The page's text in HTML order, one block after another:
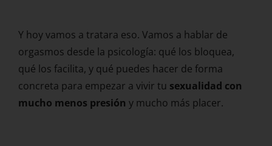
Y hoy vamos a tratara eso. Vamos a hablar de
orgasmos desde la psicología: qué los bloquea,
qué los facilita, y qué puedes hacer de forma
concreta para empezar a vivir tu sexualidad con
mucho menos presión y mucho más placer.